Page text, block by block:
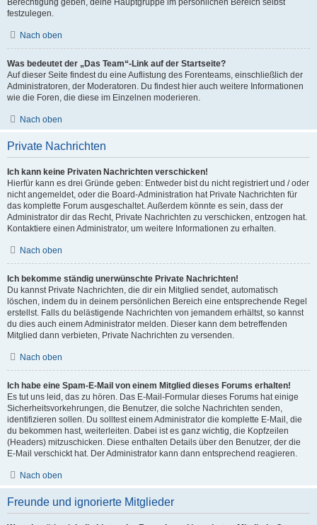
Berechtigung geben, deine Hauptgruppe im persönlichen Bereich selbst
festzulegen.
Nach oben
Was bedeutet der „Das Team“-Link auf der Startseite?
Auf dieser Seite findest du eine Auflistung des Forenteams, einschließlich der
Administratoren, der Moderatoren. Du findest hier auch weitere Informationen
wie die Foren, die diese im Einzelnen moderieren.
Nach oben
Private Nachrichten
Ich kann keine Privaten Nachrichten verschicken!
Hierfür kann es drei Gründe geben: Entweder bist du nicht registriert und / oder
nicht angemeldet, oder die Board-Administration hat Private Nachrichten für
das komplette Forum ausgeschaltet. Außerdem könnte es sein, dass der
Administrator dir das Recht, Private Nachrichten zu verschicken, entzogen hat.
Kontaktiere einen Administrator, um weitere Informationen zu erhalten.
Nach oben
Ich bekomme ständig unerwünschte Private Nachrichten!
Du kannst Private Nachrichten, die dir ein Mitglied sendet, automatisch
löschen, indem du in deinem persönlichen Bereich eine entsprechende Regel
erstellst. Falls du belästigende Nachrichten von jemandem erhältst, so kannst
du dies auch einem Administrator melden. Dieser kann dem betreffenden
Mitglied dann verbieten, Private Nachrichten zu versenden.
Nach oben
Ich habe eine Spam-E-Mail von einem Mitglied dieses Forums erhalten!
Es tut uns leid, das zu hören. Das E-Mail-Formular dieses Forums hat einige
Sicherheitsvorkehrungen, die Benutzer, die solche Nachrichten senden,
identifizieren sollen. Du solltest einem Administrator die komplette E-Mail, die
du bekommen hast, weiterleiten. Dabei ist es ganz wichtig, die Kopfzeilen
(Headers) mitzuschicken. Diese enthalten Details über den Benutzer, der die
E-Mail verschickt hat. Der Administrator kann dann entsprechend reagieren.
Nach oben
Freunde und ignorierte Mitglieder